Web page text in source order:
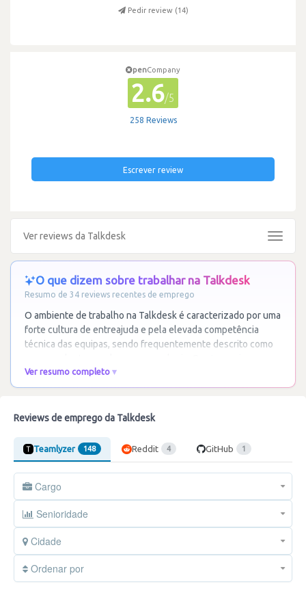
Pedir review (14)
penCompany
2.6/5
258 Reviews
Escrever review
Ver reviews da Talkdesk
Toggle
O que dizem sobre trabalhar na Talkdesk
Resumo de 34 reviews recentes de emprego
O ambiente de trabalho na Talkdesk é caracterizado por uma
forte cultura de entreajuda e pela elevada competência
técnica das equipas, sendo frequentemente descrito como
Ver resumo completo
Reviews de emprego da Talkdesk
Teamlyzer 148 Reddit 4 GitHub 1
Cargo
Senioridade
Cidade
Ordenar por